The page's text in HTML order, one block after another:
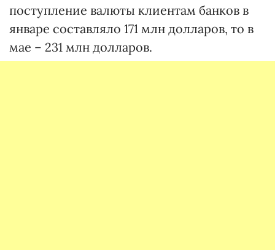
поступление валюты клиентам банков в
январе составляло 171 млн долларов, то в
мае – 231 млн долларов.